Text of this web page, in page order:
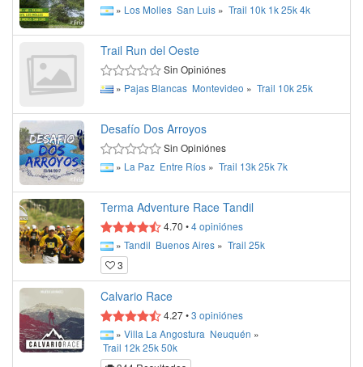
» Los Molles San Luis » Trail 10k 1k25k4k
Trail Run del Oeste
Sin Opiniónes
» Pajas Blancas Montevideo » Trail 10k25k
Desafío Dos Arroyos
Sin Opiniónes
» La Paz Entre Ríos » Trail 13k25k7k
Terma Adventure Race Tandil
4.70 •4opiniónes
» Tandil Buenos Aires » Trail 25k
3
Calvario Race
4.27•3 opiniónes
» Villa La Angostura Neuquén »
Trail 12k25k50k